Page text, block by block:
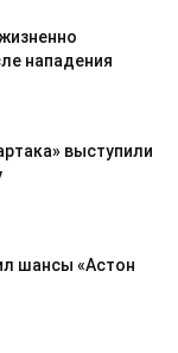
нападения
выступили
шансы «Астон